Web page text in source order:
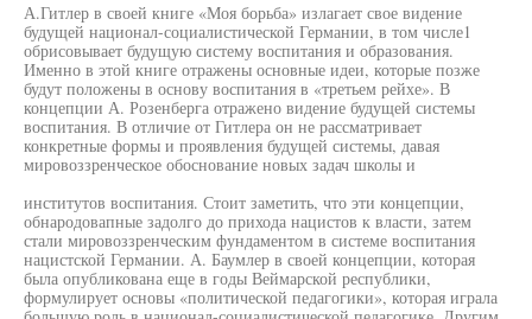
А.Гитлер в своей книге «Моя борьба» излагает свое видение
будущей национал-социалистической Германии, в том числе1
обрисовывает будущую систему воспитания и образования.
Именно в этой книге отражены основные идеи, которые позже
будут положены в основу воспитания в «третьем рейхе». В
концепции А. Розенберга отражено видение будущей системы
воспитания. В отличие от Гитлера он не рассматривает
конкретные формы и проявления будущей системы, давая
мировоззренческое обоснование новых задач школы и
институтов воспитания. Стоит заметить, что эти концепции,
обнародовапные задолго до прихода нацистов к власти, затем
стали мировоззренческим фундаментом в системе воспитания
нацистской Германии. А. Баумлер в своей концепции, которая
была опубликована еще в годы Веймарской республики,
формулирует основы «политической педагогики», которая играла